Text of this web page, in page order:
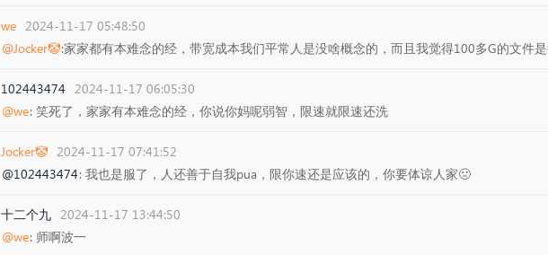
we 2024-11-17 05:48:50
@Jocker🤡:家家都有本难念的经，带宽成本我们平常人是没啥概念的，而且我觉得100多G的文件
102443474 2024-11-17 06:05:30
@we: 笑死了，家家有本难念的经，你说你妈呢弱智，限速就限速还洗
Jocker🤡 2024-11-17 07:41:52
@102443474: 我也是服了，人还善于自我pua，限你速还是应该的，你要体谅人家🤢
十二个九 2024-11-17 13:44:50
@we: 师啊波一